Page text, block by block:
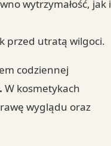
wytrzymałość, jak i
przed utratą wilgoci.
codziennej
W kosmetykach
wyglądu oraz